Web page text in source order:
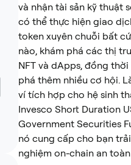
và nhận tài sản kỹ thuật
có thể thực hiện giao
token xuyên chuỗi bất
nào, khám phá các thị
NFT và dApps, đồng thời
phá thêm nhiều cơ hội.
ví tích hợp cho hệ sinh
Invesco Short Duration
Government Securities
nó cung cấp cho bạn trải
nghiệm on-chain an